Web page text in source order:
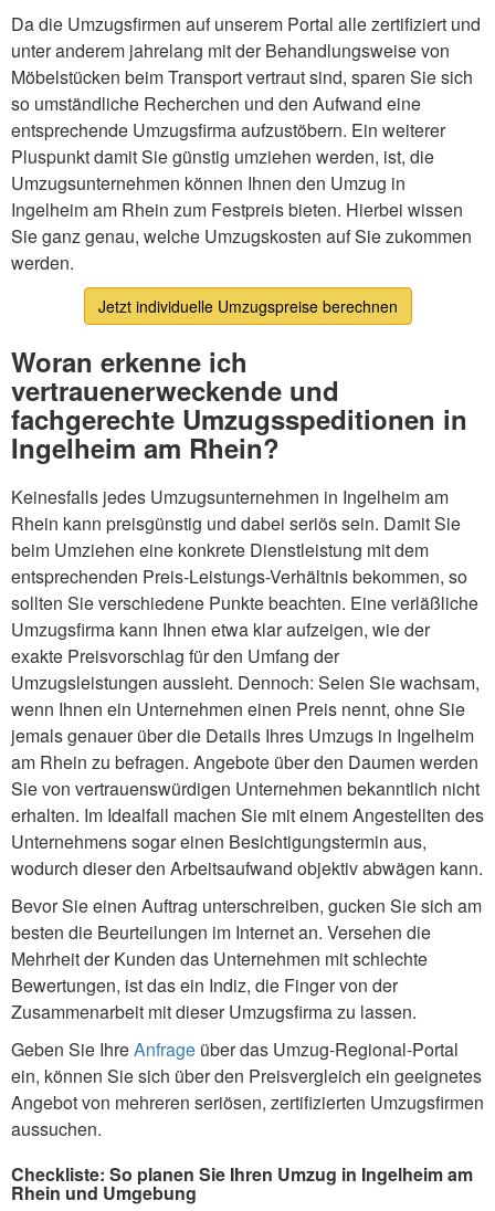
Da die Umzugsfirmen auf unserem Portal alle zertifiziert und
unter anderem jahrelang mit der Behandlungsweise von
Möbelstücken beim Transport vertraut sind, sparen Sie sich
so umständliche Recherchen und den Aufwand eine
entsprechende Umzugsfirma aufzustöbern. Ein weiterer
Pluspunkt damit Sie günstig umziehen werden, ist, die
Umzugsunternehmen können Ihnen den Umzug in
Ingelheim am Rhein zum Festpreis bieten. Hierbei wissen
Sie ganz genau, welche Umzugskosten auf Sie zukommen
werden.
Jetzt individuelle Umzugspreise berechnen
Woran erkenne ich
vertrauenerweckende und
fachgerechte Umzugsspeditionen in
Ingelheim am Rhein?
Keinesfalls jedes Umzugsunternehmen in Ingelheim am
Rhein kann preisgünstig und dabei seriös sein. Damit Sie
beim Umziehen eine konkrete Dienstleistung mit dem
entsprechenden Preis-Leistungs-Verhältnis bekommen, so
sollten Sie verschiedene Punkte beachten. Eine verläßliche
Umzugsfirma kann Ihnen etwa klar aufzeigen, wie der
exakte Preisvorschlag für den Umfang der
Umzugsleistungen aussieht. Dennoch: Seien Sie wachsam,
wenn Ihnen ein Unternehmen einen Preis nennt, ohne Sie
jemals genauer über die Details Ihres Umzugs in Ingelheim
am Rhein zu befragen. Angebote über den Daumen werden
Sie von vertrauenswürdigen Unternehmen bekanntlich nicht
erhalten. Im Idealfall machen Sie mit einem Angestellten des
Unternehmens sogar einen Besichtigungstermin aus,
wodurch dieser den Arbeitsaufwand objektiv abwägen kann.
Bevor Sie einen Auftrag unterschreiben, gucken Sie sich am
besten die Beurteilungen im Internet an. Versehen die
Mehrheit der Kunden das Unternehmen mit schlechte
Bewertungen, ist das ein Indiz, die Finger von der
Zusammenarbeit mit dieser Umzugsfirma zu lassen.
Geben Sie IhreAnfrage über das Umzug-Regional-Portal
ein, können Sie sich über den Preisvergleich ein geeignetes
Angebot von mehreren seriösen, zertifizierten Umzugsfirmen
aussuchen.
Checkliste: So planen Sie Ihren Umzug in Ingelheim am
Rhein und Umgebung